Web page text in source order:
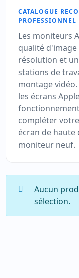
CATALOGUE
PROFESSIONNEL
Les moniteurs
qualité
résolution et
stations de
montage
les écrans
compléter
écran de haute
moniteur neuf.
Aucun
sélection.